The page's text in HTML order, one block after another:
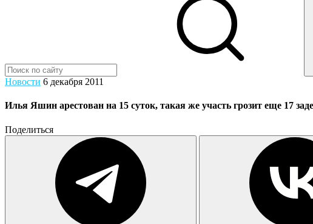
Новости 6 декабря 2011
Илья Яшин арестован на 15 суток, такая же участь грозит еще 17
Поделиться